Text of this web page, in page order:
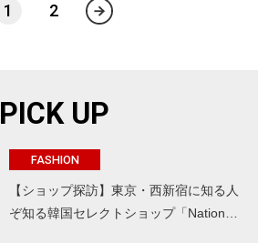
1 2
PICK UP
FASHION
【ショップ探訪】東京・西新宿に知る人
ぞ知る韓国セレクトショップ「Nation…